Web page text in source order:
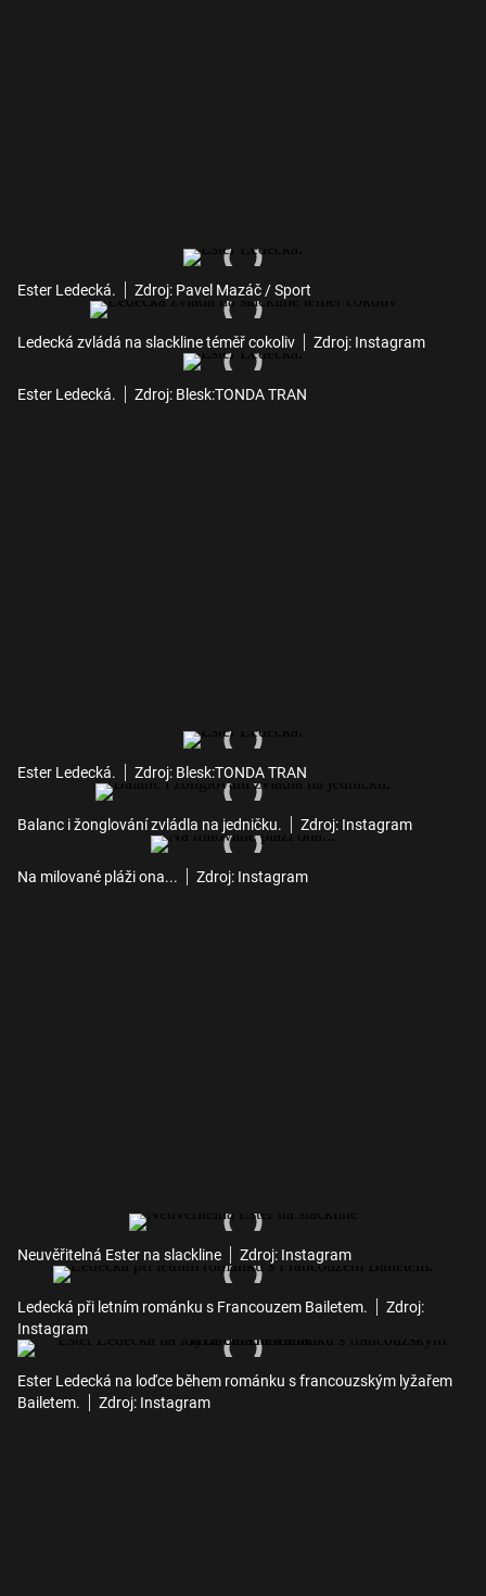
Ester Ledecká. Zdroj: Pavel Mazáč / Sport
Ledecká zvládá na slackline téměř cokoliv Zdroj: Instagram
Ester Ledecká. Zdroj: Blesk:TONDA TRAN
Ester Ledecká. Zdroj: Blesk:TONDA TRAN
Balanc i žonglování zvládla na jedničku. Zdroj: Instagram
Na milované pláži ona... Zdroj: Instagram
Neuvěřitelná Ester na slackline Zdroj: Instagram
Ledecká při letním románku s Francouzem Bailetem.
Zdroj:
Instagram
Ester Ledecká na loďce během románku s francouzským lyžařem
Bailetem.
Zdroj: Instagram